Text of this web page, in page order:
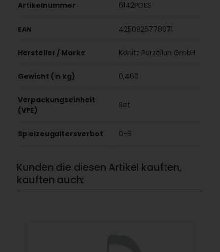
Artikelnummer 6142POES
EAN 4250926778071
Hersteller / Marke Könitz Porzellan GmbH
Gewicht (in kg) 0,460
Verpackungseinheit
(VPE)
Set
Spielzeugaltersverbot 0-3
Kunden die diesen Artikel kauften,
kauften auch: